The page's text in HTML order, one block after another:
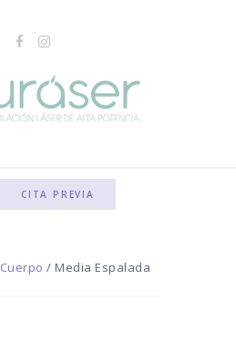
CITA PREVIA
Cuerpo / Media Espalada